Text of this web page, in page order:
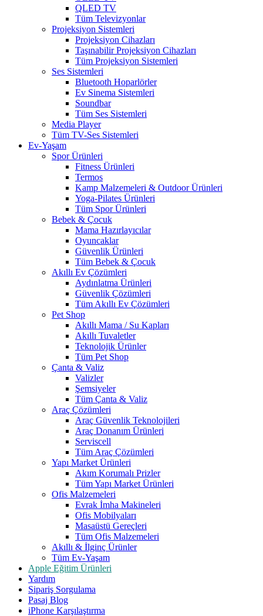
QLED TV
Tüm Televizyonlar
Projeksiyon Sistemleri
Projeksiyon Cihazları
Taşınabilir Projeksiyon Cihazları
Tüm Projeksiyon Sistemleri
Ses Sistemleri
Bluetooth Hoparlörler
Ev Sinema Sistemleri
Soundbar
Tüm Ses Sistemleri
Media Player
Tüm TV-Ses Sistemleri
Ev-Yaşam
Spor Ürünleri
Fitness Ürünleri
Termos
Kamp Malzemeleri & Outdoor Ürünleri
Yoga-Pilates Ürünleri
Tüm Spor Ürünleri
Bebek & Çocuk
Mama Hazırlayıcılar
Oyuncaklar
Güvenlik Ürünleri
Tüm Bebek & Çocuk
Akıllı Ev Çözümleri
Aydınlatma Ürünleri
Güvenlik Çözümleri
Tüm Akıllı Ev Çözümleri
Pet Shop
Akıllı Mama / Su Kapları
Akıllı Tuvaletler
Teknolojik Ürünler
Tüm Pet Shop
Çanta & Valiz
Valizler
Şemsiyeler
Tüm Çanta & Valiz
Araç Çözümleri
Araç Güvenlik Teknolojileri
Araç Donanım Ürünleri
Serviscell
Tüm Araç Çözümleri
Yapı Market Ürünleri
Akım Korumalı Prizler
Tüm Yapı Market Ürünleri
Ofis Malzemeleri
Evrak İmha Makineleri
Ofis Mobilyaları
Masaüstü Gereçleri
Tüm Ofis Malzemeleri
Akıllı & İlginç Ürünler
Tüm Ev-Yaşam
Apple Eğitim Ürünleri
Yardım
Sipariş Sorgulama
Pasaj Blog
iPhone Karşılaştırma